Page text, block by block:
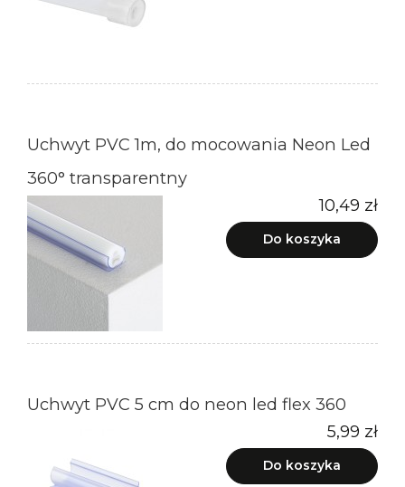
Uchwyt PVC 1m, do mocowania Neon Led
360° transparentny
10,49 zł
Do koszyka
Uchwyt PVC 5 cm do neon led flex 360
5,99 zł
Do koszyka